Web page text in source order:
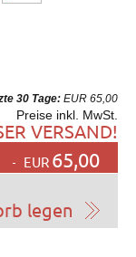
30 Tage: EUR 65,00
Preise inkl. MwSt.
VERSAND!
EUR 65,00